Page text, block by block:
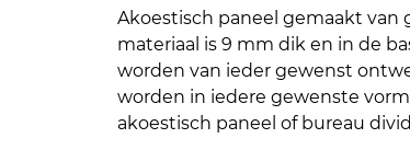
Akoestisch paneel gemaakt van
materiaal is 9 mm dik en in de
worden van ieder gewenst
worden in iedere gewenste
akoestisch paneel of bureau